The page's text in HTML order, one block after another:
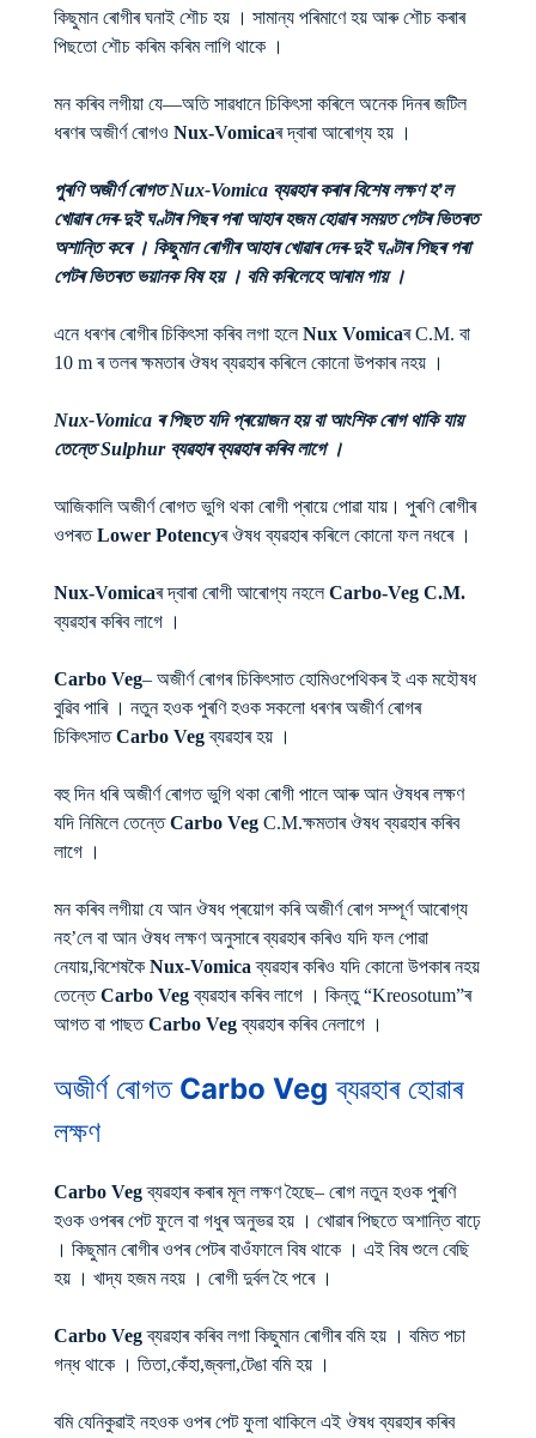
কিছুমান ৰোগীৰ ঘনাই শৌচ হয় । সামান্য পৰিমাণে হয় আৰু শৌচ কৰাৰ
পিছতো শৌচ কৰিম কৰিম লাগি থাকে ।
মন কৰিব লগীয়া যে—অতি সাৱধানে চিকিৎসা কৰিলে অনেক দিনৰ জটিল
ধৰণৰ অজীৰ্ণ ৰোগও Nux-Vomicaৰ দ্বাৰা আৰোগ্য হয় ।
পুৰণি অজীৰ্ণ ৰোগত Nux-Vomica ব্যৱহাৰ কৰাৰ বিশেষ লক্ষণ হ’ল
খোৱাৰ দেৰ-দুই ঘণ্টাৰ পিছৰ পৰা আহাৰ হজম হোৱাৰ সময়ত পেটৰ ভিতৰত
অশান্তি কৰে । কিছুমান ৰোগীৰ আহাৰ খোৱাৰ দেৰ-দুই ঘণ্টাৰ পিছৰ পৰা
পেটৰ ভিতৰত ভয়ানক বিষ হয় । বমি কৰিলেহে আৰাম পায় ।
এনে ধৰণৰ ৰোগীৰ চিকিৎসা কৰিব লগা হলেNux Vomicaৰ C.M. বা
10 m ৰ তলৰ ক্ষমতাৰ ঔষধ ব্যৱহাৰ কৰিলে কোনো উপকাৰ নহয় ।
Nux-Vomica ৰ পিছত যদি প্ৰয়োজন হয় বা আংশিক ৰোগ থাকি যায়
তেন্তে Sulphur ব্যৱহাৰ ব্যৱহাৰ কৰিব লাগে ।
আজিকালি অজীৰ্ণ ৰোগত ভুগি থকা ৰোগী প্ৰায়ে পোৱা যায়। পুৰণি ৰোগীৰ
ওপৰতLower Potencyৰ ঔষধ ব্যৱহাৰ কৰিলে কোনো ফল নধৰে ।
Nux-Vomicaৰ দ্বাৰা ৰোগী আৰোগ্য নহলেCarbo-Veg C.M.
ব্যৱহাৰ কৰিব লাগে ।
Carbo Veg– অজীৰ্ণ ৰোগৰ চিকিৎসাত হোমিওপেথিকৰ ই এক মহৌষধ
বুৱিব পাৰি । নতুন হওক পুৰণি হওক সকলো ধৰণৰ অজীৰ্ণ ৰোগৰ
চিকিৎসাতCarbo Vegব্যৱহাৰ হয় ।
বহু দিন ধৰি অজীৰ্ণ ৰোগত ভুগি থকা ৰোগী পালে আৰু আন ঔষধৰ লক্ষণ
যদি নিমিলে তেন্তেCarbo Veg C.M.ক্ষমতাৰ ঔষধ ব্যৱহাৰ কৰিব
লাগে ।
মন কৰিব লগীয়া যে আন ঔষধ প্ৰয়োগ কৰি অজীৰ্ণ ৰোগ সম্পূৰ্ণ আৰোগ্য
নহ’লে বা আন ঔষধ লক্ষণ অনুসাৰে ব্যৱহাৰ কৰিও যদি ফল পোৱা
নেযায়,বিশেষকৈ Nux-Vomica ব্যৱহাৰ কৰিও যদি কোনো উপকাৰ নহয়
তেন্তেCarbo Vegব্যৱহাৰ কৰিব লাগে । কিন্তু “Kreosotum”ৰ
আগত বা পাছতCarbo Vegব্যৱহাৰ কৰিব নেলাগে ।
অজীৰ্ণ ৰোগত Carbo Veg ব্যৱহাৰ হোৱাৰ
লক্ষণ
Carbo Vegব্যৱহাৰ কৰাৰ মূল লক্ষণ হৈছে– ৰোগ নতুন হওক পুৰণি
হওক ওপৰৰ পেট ফুলে বা গধুৰ অনুভৱ হয় । খোৱাৰ পিছতে অশান্তি বাঢ়ে
। কিছুমান ৰোগীৰ ওপৰ পেটৰ বাওঁফালে বিষ থাকে । এই বিষ শুলে বেছি
হয় । খাদ্য হজম নহয় । ৰোগী দুৰ্বল হৈ পৰে ।
Carbo Vegব্যৱহাৰ কৰিব লগা কিছুমান ৰোগীৰ বমি হয় । বমিত পচা
গন্ধ থাকে । তিতা,কেঁহা,জ্বলা,টেঙা বমি হয় ।
বমি যেনিকুৱাই নহওক ওপৰ পেট ফুলা থাকিলে এই ঔষধ ব্যৱহাৰ কৰিব